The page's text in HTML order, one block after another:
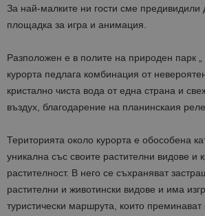
За най-малките ни гости сме предивидили
площадка за игра и анимация.
Разположен е в полите на природен парк „
курорта педлага комбинация от
кристално чиста вода от една страна и
въздух, благодарение на планинскаия
Територията около курорта е обособена
уникална със своите растителни видове и
растителност. В него се съхраняват
растителни и животински видове и има
туристически маршрута, които